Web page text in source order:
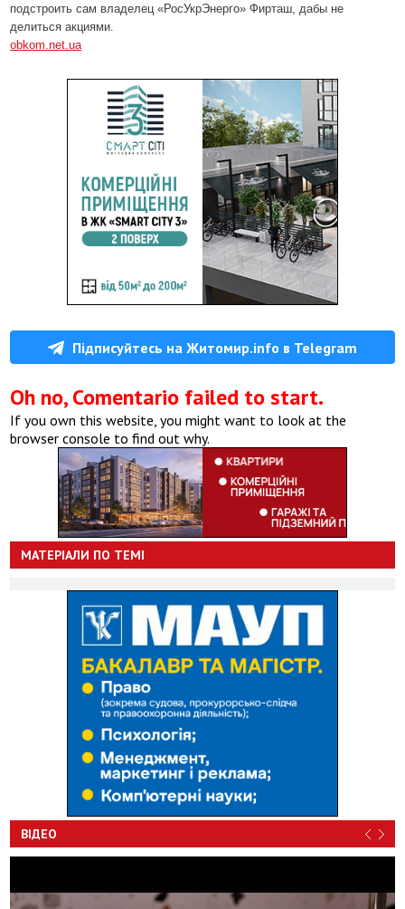
подстроить сам владелец «РосУкрЭнерго» Фирташ, дабы не
делиться акциями.
obkom.net.ua
Підписуйтесь на Житомир.info в Telegram
Oh no, Comentario failed to start.
If you own this website, you might want to look at the
browser console to find out why.
МАТЕРІАЛИ ПО ТЕМІ
ВІДЕО